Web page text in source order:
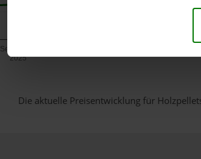
September
2025
Die aktuelle Preisentwicklung für